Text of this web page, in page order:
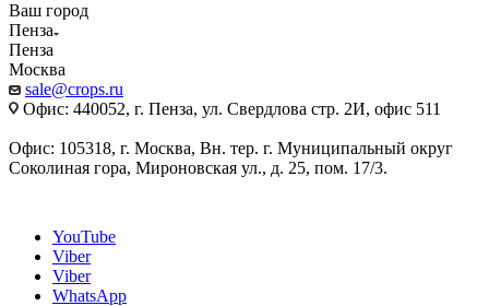
Ваш город
Пенза
Пенза
Москва
sale@crops.ru
Офис: 440052, г. Пенза, ул. Свердлова стр. 2И, офис 511
Офис: 105318, г. Москва, Вн. тер. г. Муниципальный округ
Соколиная гора, Мироновская ул., д. 25, пом. 17/3.
YouTube
Viber
Viber
WhatsApp